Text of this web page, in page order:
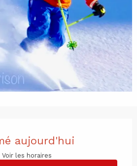
aujourd'hui
Voir les horaires